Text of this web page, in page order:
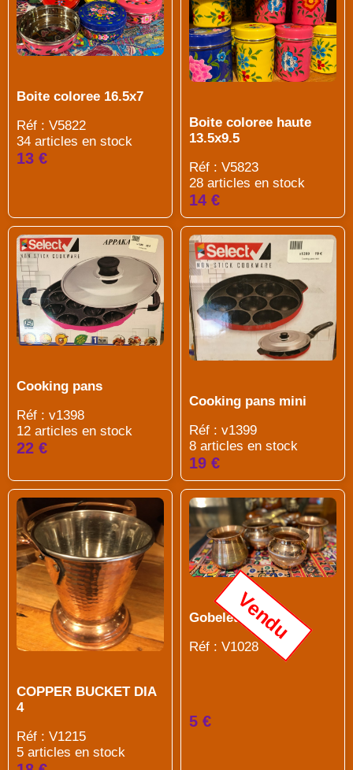
Boite coloree 16.5x7
Réf : V5822
34 articles en stock
13 €
Boite coloree haute
13.5x9.5
Réf : V5823
28 articles en stock
14 €
Cooking pans
Réf : v1398
12 articles en stock
22 €
Cooking pans mini
Réf : v1399
8 articles en stock
19 €
COPPER BUCKET DIA
4
Réf : V1215
5 articles en stock
Gobelet cuivre
Réf : V1028
Vendu
5 €